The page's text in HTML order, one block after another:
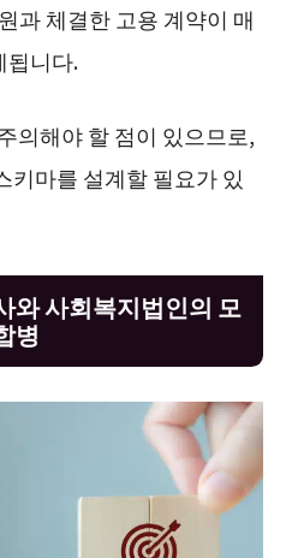
과 체결한 고용 계약이 매
됩니다.
의해야 할 점이 있으므로,
키마를 설계할 필요가 있
와 사회복지법인의 모
병